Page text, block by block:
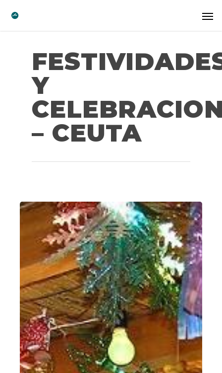
Y
– CEUTA